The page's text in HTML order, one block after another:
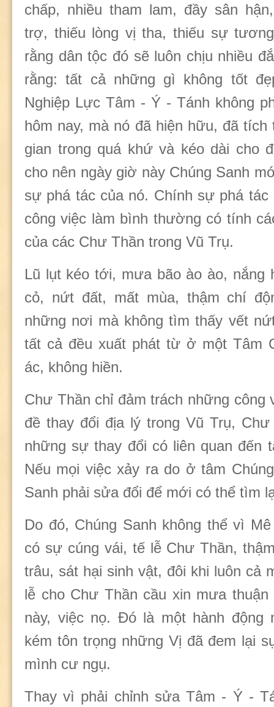
chấp, nhiều tham lam, đầy sân
trợ, thiếu lòng vị tha, thiếu sự
rằng dân tộc đó sẽ luôn chịu nhiều
rằng: tất cả những gì không tốt
Nghiệp Lực Tâm - Ý - Tánh không
hôm nay, mà nó đã hiện hữu, đã tích
gian trong quá khứ và kéo dài cho
cho nên ngày giờ này Chúng Sanh
sự phá tác của nó. Chính sự phá tác
công việc làm bình thường có tính
của các Chư Thần trong Vũ Trụ.
Lũ lụt kéo tới, mưa bão ào ào, nắng
cỏ, nứt đất, mất mùa, thậm chí
những nơi mà không tìm thấy vết
tất cả đều xuất phát từ ở một Tâm
ác, không hiền.
Chư Thần chỉ đảm trách những công
đề thay đổi địa lý trong Vũ Trụ, Chư
những sự thay đổi có liên quan đến
Nếu mọi việc xảy ra do ở tâm
Sanh phải sửa đổi để mới có thể tìm
Do đó, Chúng Sanh không thể vì
có sự cúng vái, tế lễ Chư Thần,
trâu, sát hại sinh vật, đôi khi luôn cả
lễ cho Chư Thần cầu xin mưa thuận
này, việc nọ. Đó là một hành động
kém tôn trọng những Vị đã đem lại
mình cư ngụ.
Thay vì phải chỉnh sửa Tâm - Ý -